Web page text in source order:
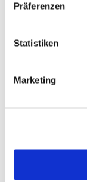
Präferenzen
Statistiken
Marketing